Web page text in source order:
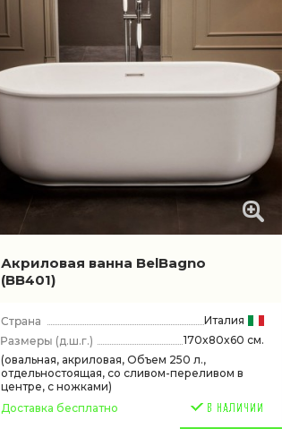
Акриловая ванна BelBagno
(BB401)
Италия
(д.ш.г.)
170x80x60 см.
(овальная, акриловая, Объем 250 л.,
отдельностоящая, со сливом-переливом в
центре, с ножками)
Доставка бесплатно